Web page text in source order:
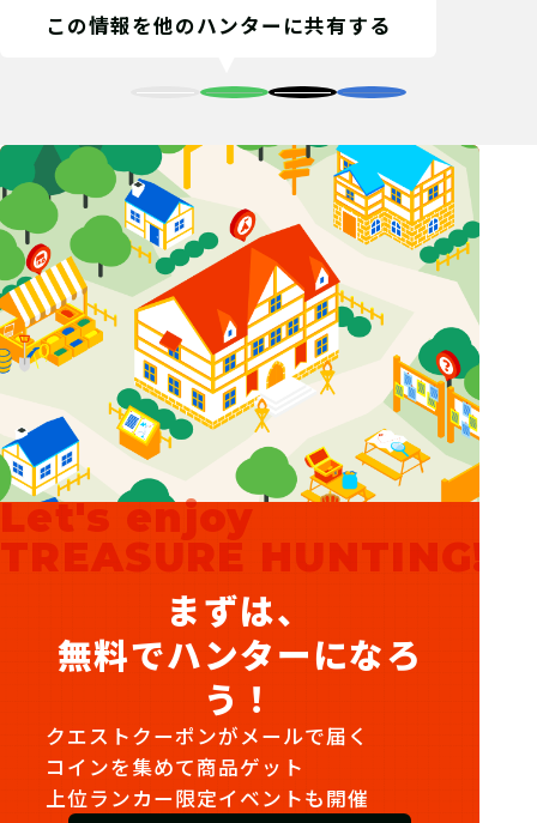
この情報を他のハンターに共有する
Let's enjoy
TREASURE HUNTING!
まずは、
無料でハンターになろ
う！
クエストクーポンがメールで届く
コインを集めて商品ゲット
上位ランカー限定イベントも開催